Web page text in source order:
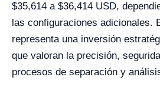
$35,614 a $36,414 USD,
las configuraciones adicionales.
representa una inversión
que valoran la precisión,
procesos de separación y